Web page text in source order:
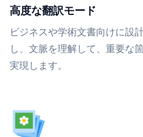
高度な翻訳モード
ビジネスや学術文書向けに設
し、文脈を理解して、重要な
実現します。